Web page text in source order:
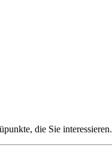
die Sie interessieren.